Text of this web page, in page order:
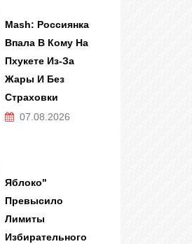
Mash: Россиянка
Впала В Кому На
Пхукете Из-За
Жары И Без
Страховки
07.08.2026
Яблоко"
Превысило
Лимиты
Избирательного